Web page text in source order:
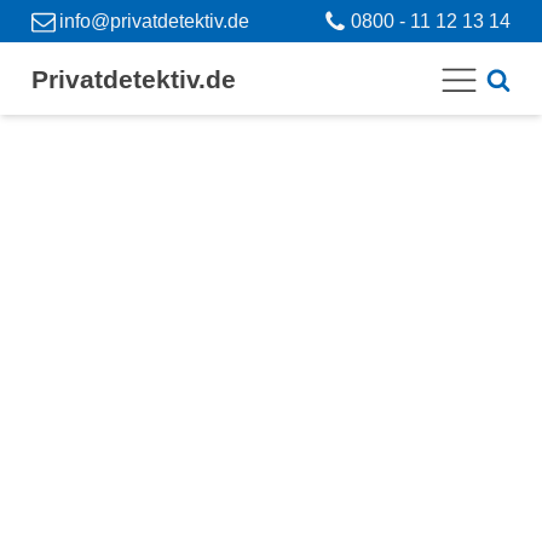
info@privatdetektiv.de 0800 - 11 12 13 14
Privatdetektiv.de